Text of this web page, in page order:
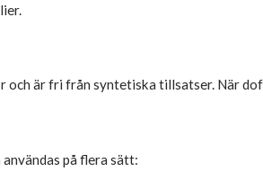
och är fri från syntetiska tillsatser. När
på flera sätt: